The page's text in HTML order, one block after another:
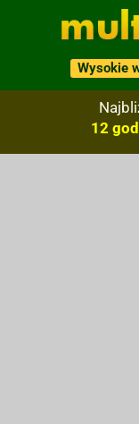
Wysokie
12